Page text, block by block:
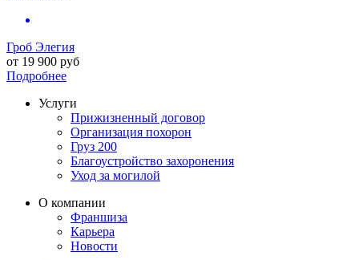
Гроб Элегия
от 19 900 руб
Подробнее
Услуги
Прижизненный договор
Организация похорон
Груз 200
Благоустройство захоронения
Уход за могилой
О компании
Франшиза
Карьера
Новости